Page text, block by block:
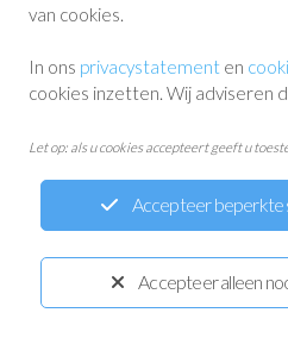
Accepteer alleen
Accepteer beperkte
van cookies.
In ons privacystatement en
cookies inzetten. Wij adviseren
Let op: als u cookies accepteert geeft u